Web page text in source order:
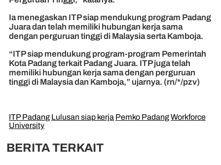
Ia menegaskan ITP siap mendukung program Padang
Juara dan telah memiliki hubungan kerja sama
dengan perguruan tinggi di Malaysia serta Kamboja.
“ITP siap mendukung program-program Pemerintah
Kota Padang terkait Padang Juara. ITP juga telah
memiliki hubungan kerja sama dengan perguruan
tinggi di Malaysia dan Kamboja,” ujarnya. (rn/*/pzv)
ITP Padang Lulusan siap kerja Pemko PadangWorkforce
University
BERITA TERKAIT